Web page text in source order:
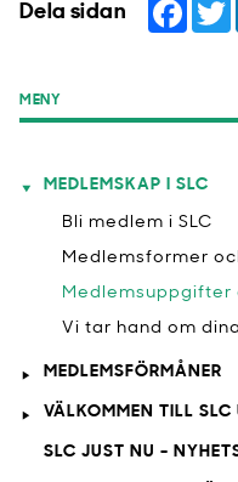
Dela sidan
MENY
MEDLEMSKAP I SLC
Bli medlem i SLC
Medlemsformer
Medlemsuppgifter
Vi tar hand om
MEDLEMSFÖRMÅNER
VÄLKOMMEN TILL SLC
SLC JUST NU -